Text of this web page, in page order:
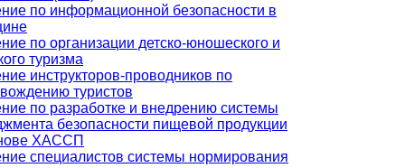
по информационной безопасности в
по организации детско-юношеского и
туризма
инструкторов-проводников по
туристов
по разработке и внедрению системы
безопасности пищевой продукции
ХАССП
специалистов системы нормирования